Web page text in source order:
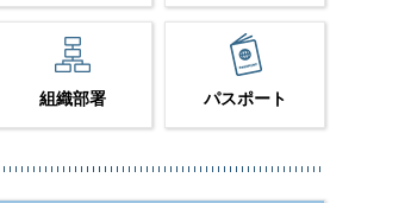
組織部署 パスポート